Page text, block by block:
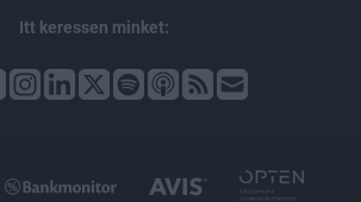
Itt keressen minket: